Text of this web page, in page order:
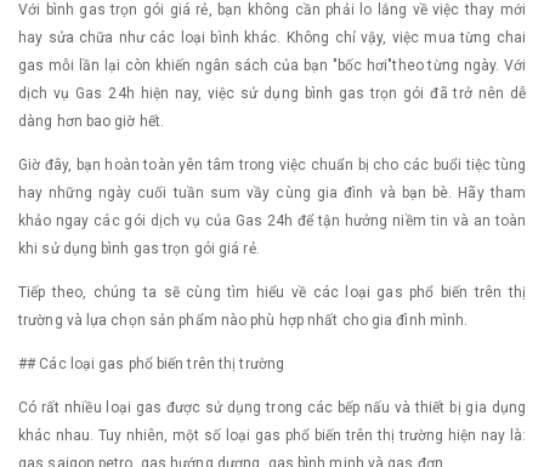
Với bình gas trọn gói giá rẻ, bạn không cần phải lo lắng về việc thay mới
hay sửa chữa như các loại bình khác. Không chỉ vậy, việc mua từng chai
gas mỗi lần lại còn khiến ngân sách của bạn "bốc hơi"theo từng ngày. Với
dịch vụ Gas 24h hiện nay, việc sử dụng bình gas trọn gói đã trở nên dễ
dàng hơn bao giờ hết.
Giờ đây, bạn hoàn toàn yên tâm trong việc chuẩn bị cho các buổi tiệc tùng
hay những ngày cuối tuần sum vầy cùng gia đình và bạn bè. Hãy tham
khảo ngay các gói dịch vụ của Gas 24h để tận hưởng niềm tin và an toàn
khi sử dụng bình gas trọn gói giá rẻ.
Tiếp theo, chúng ta sẽ cùng tìm hiểu về các loại gas phổ biến trên thị
trường và lựa chọn sản phẩm nào phù hợp nhất cho gia đình mình.
## Các loại gas phổ biến trên thị trường
Có rất nhiều loại gas được sử dụng trong các bếp nấu và thiết bị gia dụng
khác nhau. Tuy nhiên, một số loại gas phổ biến trên thị trường hiện nay là:
gas saigon petro, gas hướng dương, gas bình minh và gas đơn.